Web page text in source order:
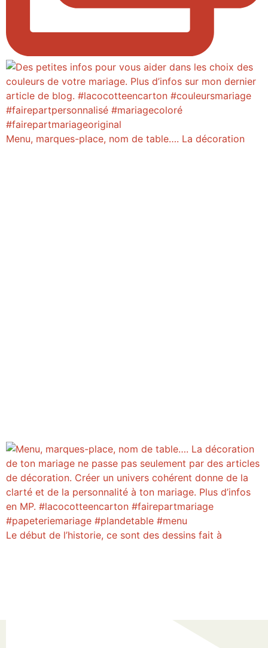
Menu, marques-place, nom de table…. La décoration
Le début de l’historie, ce sont des dessins fait à